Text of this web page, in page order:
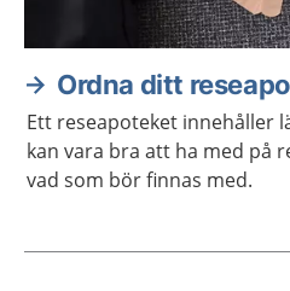
Ordna ditt
Ett reseapoteket innehåller
kan vara bra att ha med på
vad som bör finnas med.